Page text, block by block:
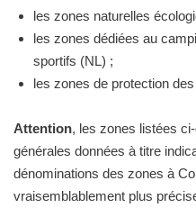
les zones naturelles
les zones dédiées au
sportifs (NL) ;
les zones de protection
Attention, les zones listées
générales données à titre
dénominations des zones à
vraisemblablement plus